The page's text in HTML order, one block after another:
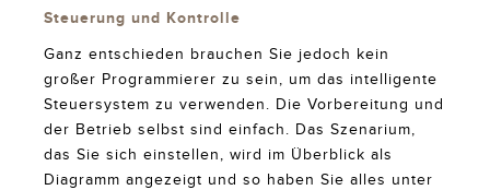
Steuerung und Kontrolle
Ganz entschieden brauchen Sie jedoch kein
großer Programmierer zu sein, um das intelligente
Steuersystem zu verwenden. Die Vorbereitung und
der Betrieb selbst sind einfach. Das Szenarium,
das Sie sich einstellen, wird im Überblick als
Diagramm angezeigt und so haben Sie alles unter